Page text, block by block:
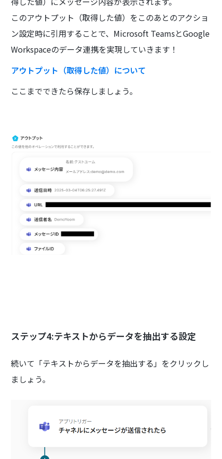
このアウトプット（取得した値）をこのあとのアクショ
ン設定時に引用することで、Microsoft TeamsとGoogle
Workspaceのデータ連携を実現していきます！
アウトプット（取得した値）について
ここまでできたら保存しましょう。
ステップ4:テキストからデータを抽出する設定
続いて「テキストからデータを抽出する」をクリックし
ましょう。